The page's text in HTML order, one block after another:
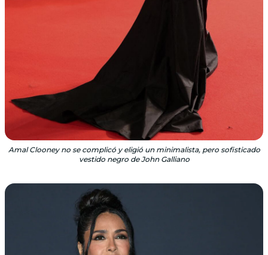
Amal Clooney no se complicó y eligió un minimalista, pero sofisticado
vestido negro de John Galliano